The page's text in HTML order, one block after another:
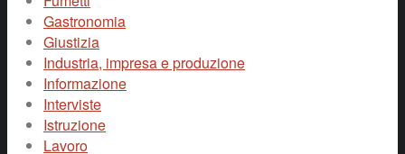
Gastronomia
Giustizia
Industria, impresa e produzione
Informazione
Interviste
Istruzione
Lavoro